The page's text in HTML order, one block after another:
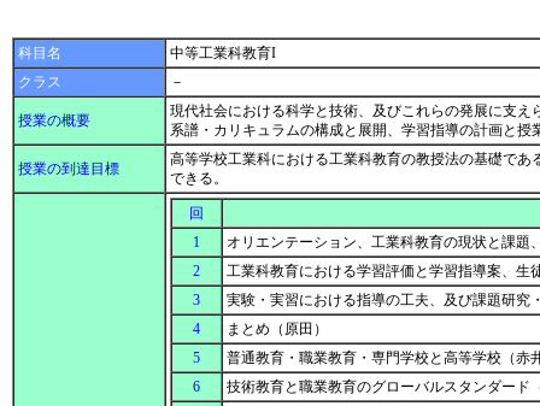
科目名
中等工業科教育I
クラス
－
授業の概要
現代社会における科学と技術、及びこれらの発展に支
系譜・カリキュラムの構成と展開、学習指導の計画と
授業の到達目標
高等学校工業科における工業科教育の教授法の基礎で
できる。
回
1
オリエンテーション、工業科教育の現状と課
2
工業科教育における学習評価と学習指導案、
3
実験・実習における指導の工夫、及び課題研
4
まとめ（原田）
5
普通教育・職業教育・専門学校と高等学校（赤
6
技術教育と職業教育のグローバルスタンダード